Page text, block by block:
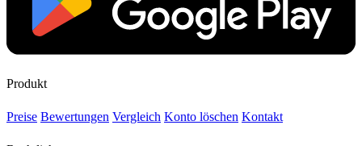
Produkt
Preise Bewertungen Vergleich Konto löschen Kontakt